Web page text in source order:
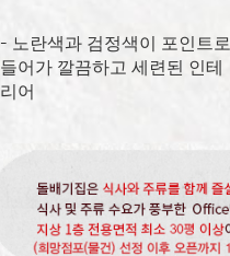
– 노란색과 검정색이 포인트로
들어가 깔끔하고 세련된 인테
리어